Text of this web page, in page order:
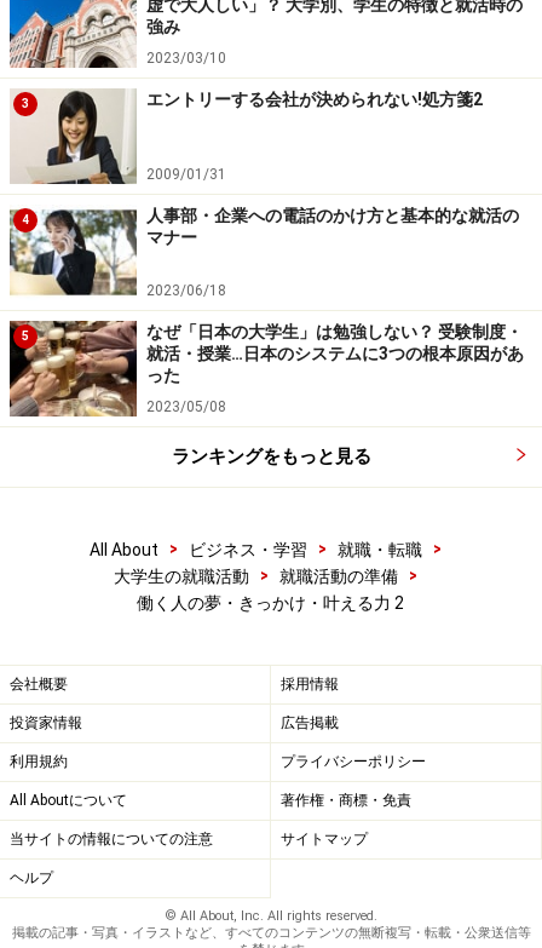
虚で大人しい」？ 大学別、学生の特徴と就活時の
強み
2023/03/10
3 エントリーする会社が決められない!処方箋2
2009/01/31
4
人事部・企業への電話のかけ方と基本的な就活の
マナー
2023/06/18
5
なぜ「日本の大学生」は勉強しない？ 受験制度・
就活・授業…日本のシステムに3つの根本原因があ
った
2023/05/08
ランキングをもっと見る
All About > ビジネス・学習 > 就職・転職
>
大学生の就職活動
> 就職活動の準備
>
働く人の夢・きっかけ・叶える力 2
会社概要 採用情報
投資家情報 広告掲載
利用規約 プライバシーポリシー
All Aboutについて 著作権・商標・免責
当サイトの情報についての注意 サイトマップ
ヘルプ
© All About, Inc. All rights reserved.
掲載の記事・写真・イラストなど、すべてのコンテンツの無断複写・転載・公衆送信等